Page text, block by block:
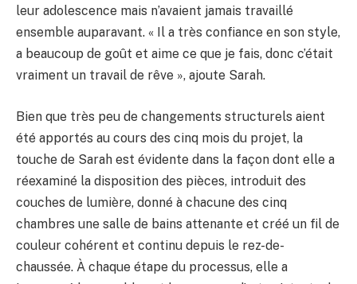
leur adolescence mais n’avaient jamais travaillé
ensemble auparavant. « Il a très confiance en son style,
a beaucoup de goût et aime ce que je fais, donc c’était
vraiment un travail de rêve », ajoute Sarah.
Bien que très peu de changements structurels aient
été apportés au cours des cinq mois du projet, la
touche de Sarah est évidente dans la façon dont elle a
réexaminé la disposition des pièces, introduit des
couches de lumière, donné à chacune des cinq
chambres une salle de bains attenante et créé un fil de
couleur cohérent et continu depuis le rez-de-
chaussée. À chaque étape du processus, elle a